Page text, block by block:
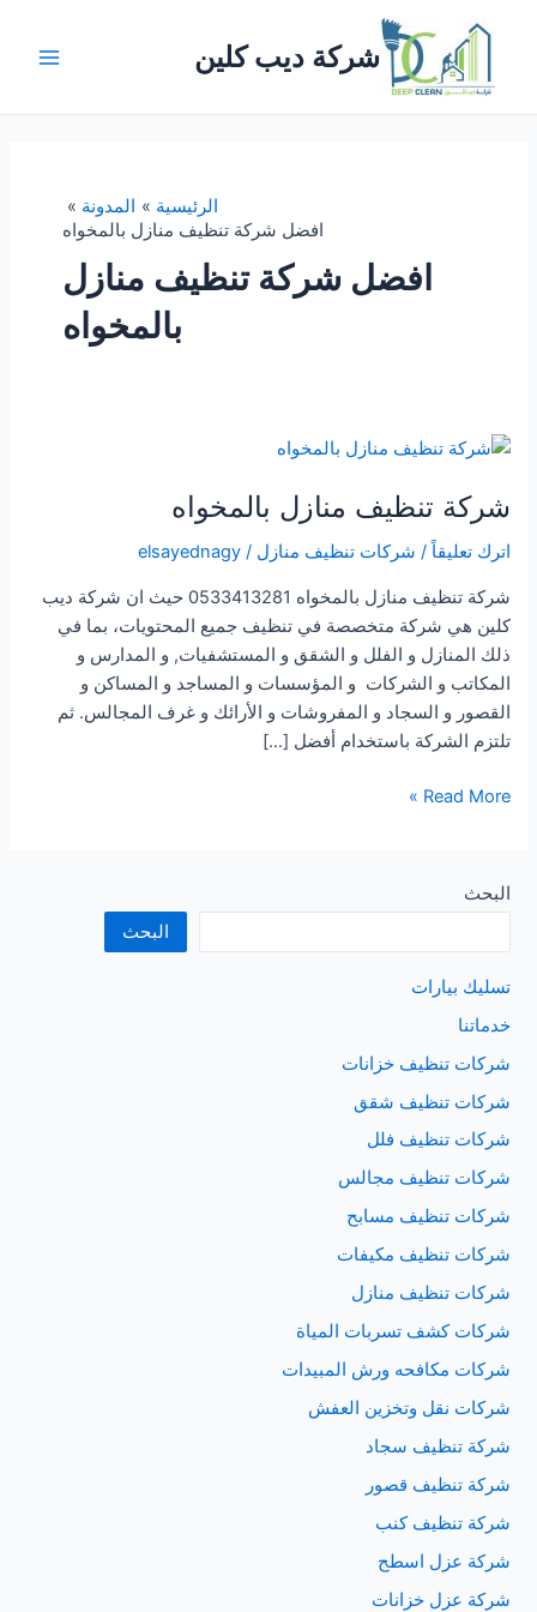
شركة ديب كلين
الرئيسية
المدونة
افضل شركة تنظيف منازل بالمخواه
افضل شركة تنظيف منازل
بالمخواه
شركة تنظيف منازل بالمخواه
اترك تعليقاً / شركات تنظيف منازل /
elsayednagy
شركة تنظيف منازل بالمخواه 0533413281 حيث ان شركة ديب
كلين هي شركة متخصصة في تنظيف جميع المحتويات، بما في
ذلك المنازل و الفلل و الشقق و المستشفيات, و المدارس و
المكاتب و الشركات و المؤسسات و المساجد و المساكن و
القصور و السجاد و المفروشات و الأرائك و غرف المجالس. ثم
تلتزم الشركة باستخدام أفضل […]
شركة
بالمخواه
Read More »
البحث
البحث
تسليك بيارات
خدماتنا
شركات تنظيف خزانات
شركات تنظيف شقق
شركات تنظيف فلل
شركات تنظيف مجالس
شركات تنظيف مسابح
شركات تنظيف مكيفات
شركات تنظيف منازل
شركات كشف تسربات المياة
شركات مكافحه ورش المبيدات
شركات نقل وتخزين العفش
شركة تنظيف سجاد
شركة تنظيف قصور
شركة تنظيف كنب
شركة عزل اسطح
شركة عزل خزانات